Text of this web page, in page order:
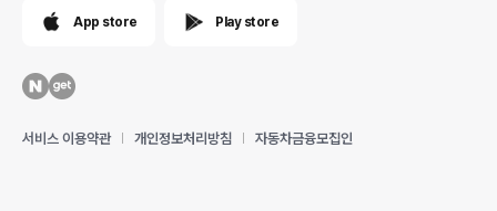
App store Play store
서비스 이용약관 개인정보처리방침 자동차금융모집인